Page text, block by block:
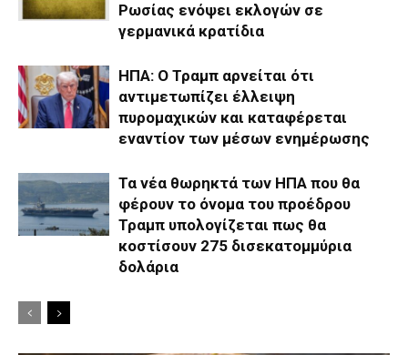
Ρωσίας ενόψει εκλογών σε
γερμανικά κρατίδια
ΗΠΑ: Ο Τραμπ αρνείται ότι
αντιμετωπίζει έλλειψη
πυρομαχικών και καταφέρεται
εναντίον των μέσων ενημέρωσης
Τα νέα θωρηκτά των ΗΠΑ που θα
φέρουν το όνομα του προέδρου
Τραμπ υπολογίζεται πως θα
κοστίσουν 275 δισεκατομμύρια
δολάρια